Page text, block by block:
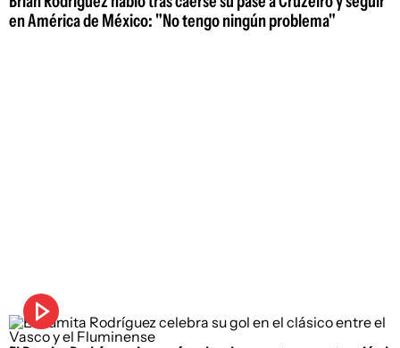
en América de México: "No tengo ningún problema"